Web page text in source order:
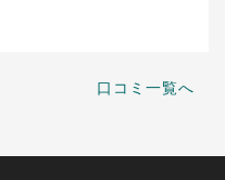
口コミ一覧へ